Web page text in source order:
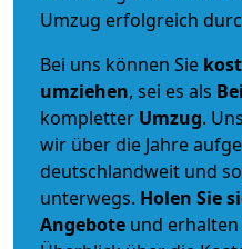
Umzug erfolgreich
Bei uns können Sie
umziehen, sei es als
kompletter Umzug.
wir über die Jahre
deutschlandweit und
unterwegs. Holen Sie
Angebote und erhalten